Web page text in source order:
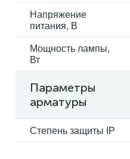
Напряжение
питания, В
Мощность лампы,
Вт
Параметры
арматуры
Степень защиты IP